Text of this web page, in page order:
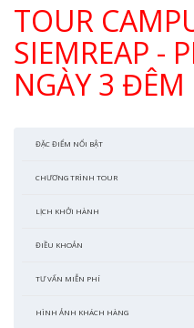
TOUR
SIEMREAP -
NGÀY 3 ĐÊM
ĐẶC ĐIỂM NỔI BẬT
CHƯƠNG TRÌNH TOUR
LỊCH KHỞI HÀNH
ĐIỀU KHOẢN
TƯ VẤN MIỄN PHÍ
HÌNH ẢNH KHÁCH HÀNG